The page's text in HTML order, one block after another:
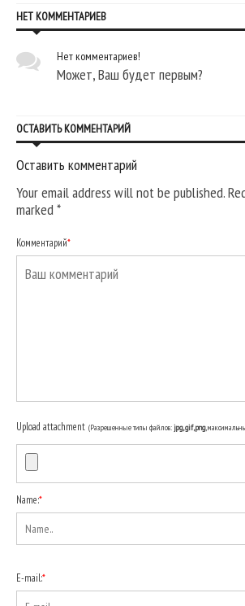
НЕТ КОММЕНТАРИЕВ
Нет комментариев!
Может, Ваш будет первым?
ОСТАВИТЬ КОММЕНТАРИЙ
Оставить комментарий
Your email address will not be published.
marked*
Комментарий*
Upload attachment (Разрешенные типы файлов:jpg, gif, png,
Name:*
E-mail:*